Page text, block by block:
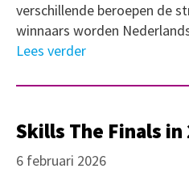
verschillende beroepen de
winnaars worden
Lees verder
Skills The Finals
6 februari 2026